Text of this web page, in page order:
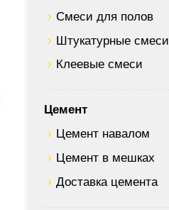
Смеси для полов
Штукатурные смеси
Клеевые смеси
Цемент
Цемент навалом
Цемент в мешках
Доставка цемента